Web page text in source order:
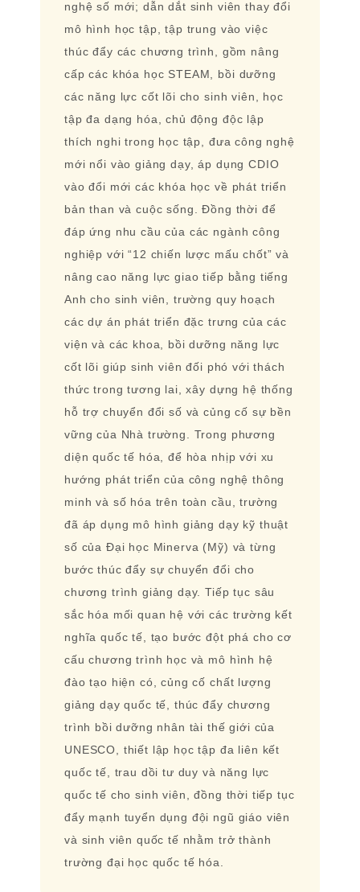
nghệ số mới; dẫn dắt sinh viên thay đổi
mô hình học tập, tập trung vào việc
thúc đẩy các chương trình, gồm nâng
cấp các khóa học STEAM, bồi dưỡng
các năng lực cốt lõi cho sinh viên, học
tập đa dạng hóa, chủ động độc lập
thích nghi trong học tập, đưa công nghệ
mới nổi vào giảng dạy, áp dụng CDIO
vào đổi mới các khóa học về phát triển
bản than và cuộc sống. Đồng thời để
đáp ứng nhu cầu của các ngành công
nghiệp với “12 chiến lược mấu chốt” và
nâng cao năng lực giao tiếp bằng tiếng
Anh cho sinh viên, trường quy hoạch
các dự án phát triển đặc trưng của các
viện và các khoa, bồi dưỡng năng lực
cốt lõi giúp sinh viên đối phó với thách
thức trong tương lai, xây dựng hệ thống
hỗ trợ chuyển đổi số và củng cố sự bền
vững của Nhà trường. Trong phương
diện quốc tế hóa, để hòa nhịp với xu
hướng phát triển của công nghệ thông
minh và số hóa trên toàn cầu, trường
đã áp dụng mô hình giảng dạy kỹ thuật
số của Đại học Minerva (Mỹ) và từng
bước thúc đẩy sự chuyển đổi cho
chương trình giảng dạy. Tiếp tục sâu
sắc hóa mối quan hệ với các trường kết
nghĩa quốc tế, tạo bước đột phá cho cơ
cấu chương trình học và mô hình hệ
đào tạo hiện có, củng cố chất lượng
giảng dạy quốc tế, thúc đẩy chương
trình bồi dưỡng nhân tài thế giới của
UNESCO, thiết lập học tập đa liên kết
quốc tế, trau dồi tư duy và năng lực
quốc tế cho sinh viên, đồng thời tiếp tục
đẩy mạnh tuyển dụng đội ngũ giáo viên
và sinh viên quốc tế nhằm trở thành
trường đại học quốc tế hóa.